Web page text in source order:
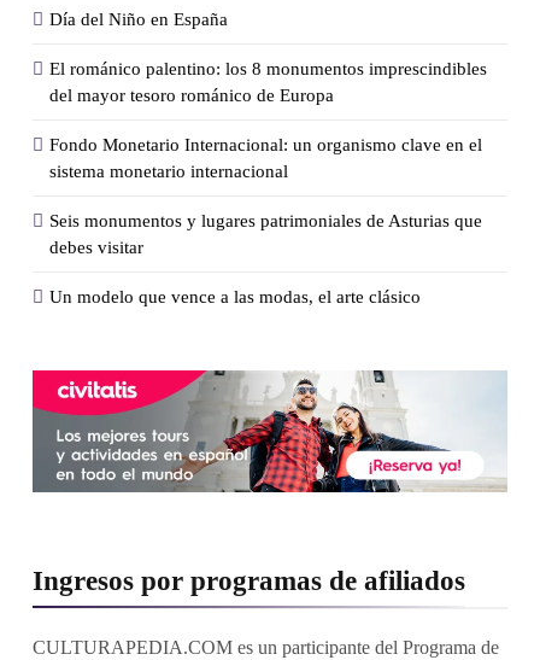
Día del Niño en España
El románico palentino: los 8 monumentos imprescindibles
del mayor tesoro románico de Europa
Fondo Monetario Internacional: un organismo clave en el
sistema monetario internacional
Seis monumentos y lugares patrimoniales de Asturias que
debes visitar
Un modelo que vence a las modas, el arte clásico
Ingresos por programas de afiliados
CULTURAPEDIA.COM es un participante del Programa de